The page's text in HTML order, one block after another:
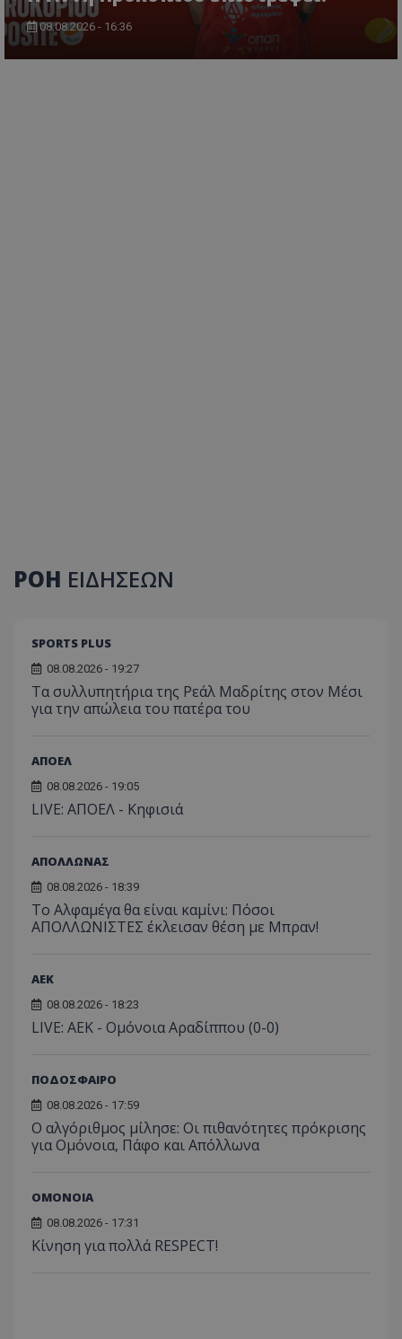
08.08.2026 - 16:36
ΡΟΗ ΕΙΔΗΣΕΩΝ
SPORTS PLUS
08.08.2026 - 19:27
Τα συλλυπητήρια της Ρεάλ Μαδρίτης στον Μέσι
για την απώλεια του πατέρα του
ΑΠΟΕΛ
08.08.2026 - 19:05
LIVE: ΑΠΟΕΛ - Κηφισιά
ΑΠΟΛΛΩΝΑΣ
08.08.2026 - 18:39
Το Αλφαμέγα θα είναι καμίνι: Πόσοι
ΑΠΟΛΛΩΝΙΣΤΕΣ έκλεισαν θέση με Μπραν!
ΑEK
08.08.2026 - 18:23
LIVE: ΑΕΚ - Ομόνοια Αραδίππου (0-0)
ΠΟΔΟΣΦΑΙΡΟ
08.08.2026 - 17:59
Ο αλγόριθμος μίλησε: Οι πιθανότητες πρόκρισης
για Ομόνοια, Πάφο και Απόλλωνα
ΟΜΟΝΟΙΑ
08.08.2026 - 17:31
Κίνηση για πολλά RESPECT!